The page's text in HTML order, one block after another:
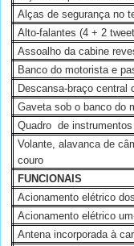
Alças de segurança no
Alto-falantes (4 + 2
Assoalho da cabine
Banco do motorista e
Descansa-braço central
Gaveta sob o banco do
Quadro de
Volante, alavanca de
couro
FUNCIONAIS
Acionamento elétrico
Acionamento elétrico
Antena incorporada à